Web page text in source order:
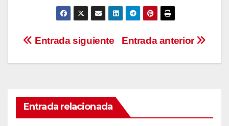
Navegación
de
Entrada anterior
Entrada siguiente
Entrada relacionada